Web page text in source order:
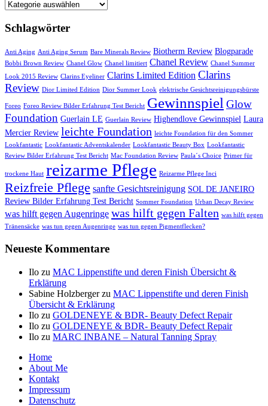
Startseite
Schlagwörter
Anti Aging Anti Aging Serum Bare Minerals Review Biotherm Review Blogparade
Bobbi Brown Review Chanel Glow Chanel limitiert Chanel Review Chanel Summer
Look 2015 Review Clarins Eyeliner Clarins Limited Edition Clarins
Review Dior Limited Edition Dior Summer Look elektrische Gesichtsreinigungsbürste
Foreo Foreo Review Bilder Erfahrung Test Bericht GewinnspielGlow
Foundation Guerlain LE Guerlain Review Highendlove Gewinnspiel Laura
Mercier Review leichte Foundation leichte Foundation für den Sommer
Lookfantastic Lookfantastic Adventskalender Lookfantastic Beauty Box Lookfantastic
Review Bilder Erfahrung Test Bericht Mac Foundation Review Paula´s Choice Primer für
trockene Haut reizarme Pflege Reizarme Pflege Inci
Reizfreie Pflege sanfte Gesichtsreinigung SOL DE JANEIRO
Review Bilder Erfahrung Test Bericht Sommer Foundation Urban Decay Review
was hilft gegen Augenringe was hilft gegen Falten was hilft gegen
Tränensäcke was tun gegen Augenringe was tun gegen Pigmentflecken?
Neueste Kommentare
Ilo zu MAC Lippenstifte und deren Finish Übersicht &
Erklärung
Sabine Holzbergerzu MAC Lippenstifte und deren Finish
Übersicht & Erklärung
Ilo zu GOLDENEYE & BDR- Beauty Defect Repair
Ilo zu GOLDENEYE & BDR- Beauty Defect Repair
Ilo zu MARC INBANE – Natural Tanning Spray
Seitenfuß-
Menü
Home
About Me
Kontakt
Impressum
Datenschutz